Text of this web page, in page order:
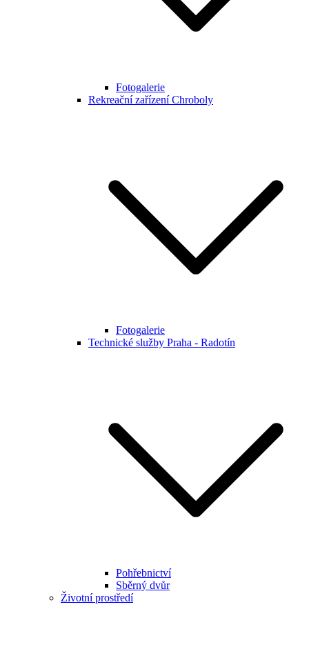
Fotogalerie
Rekreační zařízení Chroboly
Fotogalerie
Technické služby Praha - Radotín
Pohřebnictví
Sběrný dvůr
Životní prostředí